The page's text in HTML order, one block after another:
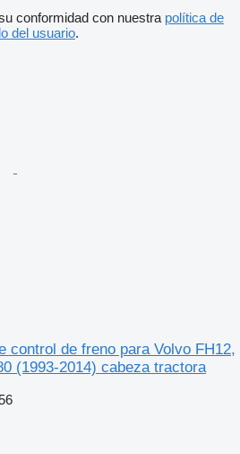
conformidad con nuestra política de
del usuario.
control de freno para Volvo FH12,
(1993-2014) cabeza tractora